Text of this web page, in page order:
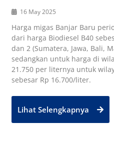
16 May 2025
Harga migas Banjar Baru
dari harga Biodiesel B40
dan 2 (Sumatera, Jawa, Bali,
sedangkan untuk harga di
21.750 per liternya untuk
sebesar Rp 16.700/liter.
Lihat Selengkapnya